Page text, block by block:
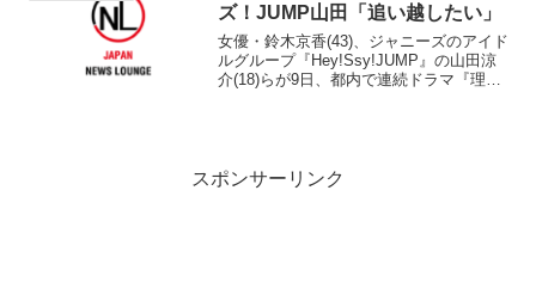
ズ！JUMP山田「追い越したい」
女優・鈴木京香(43)、ジャニーズのアイド
ルグループ『Hey!Ssy!JUMP』の山田涼
介(18)らが9日、都内で連続ドラマ『理想
スポンサーリンク